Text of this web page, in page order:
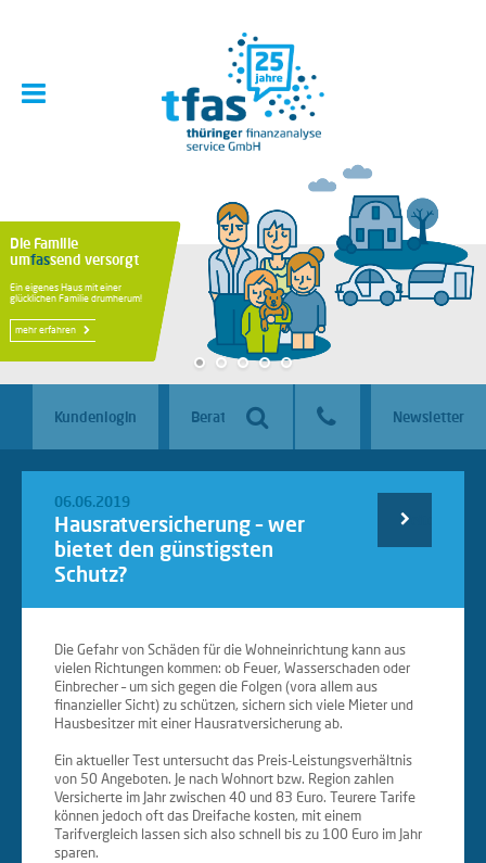
Die Familie
umfassend versorgt
Ein eigenes Haus mit einer
glücklichen Familie drumherum!
mehr erfahren
Kundenlogin Beraterlogin Newsletter
06.06.2019
Hausratversicherung – wer
bietet den günstigsten
Schutz?
Die Gefahr von Schäden für die Wohneinrichtung kann aus
vielen Richtungen kommen: ob Feuer, Wasserschaden oder
Einbrecher – um sich gegen die Folgen (vora allem aus
finanzieller Sicht) zu schützen, sichern sich viele Mieter und
Hausbesitzer mit einer Hausratversicherung ab.
Ein aktueller Test untersucht das Preis-Leistungsverhältnis
von 50 Angeboten. Je nach Wohnort bzw. Region zahlen
Versicherte im Jahr zwischen 40 und 83 Euro. Teurere Tarife
können jedoch oft das Dreifache kosten, mit einem
Tarifvergleich lassen sich also schnell bis zu 100 Euro im Jahr
sparen.
Weiterlesen